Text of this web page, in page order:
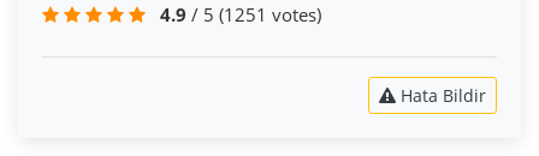
4.9 / 5 (1251 votes)
Hata Bildir